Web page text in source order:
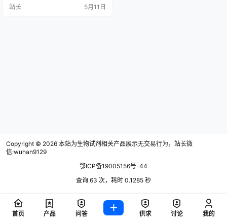
住？看着同行靠着稳定客户持续开
站长 5月11日
Copyright © 2026 本站为生物试剂相关产品展示无交易行为，站长微
信:wuhan9129
鄂ICP备19005156号-44
查询 63 次，耗时 0.1285 秒
首页 产品 问答 供求 讨论 我的